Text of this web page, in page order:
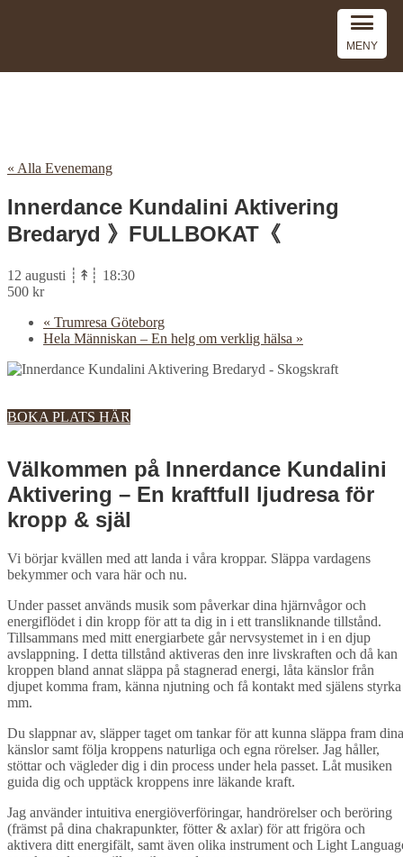
MENY
« Alla Evenemang
Innerdance Kundalini Aktivering
Bredaryd 》FULLBOKAT《
12 augusti ┊↟┊ 18:30
500 kr
« Trumresa Göteborg
Hela Människan – En helg om verklig hälsa »
BOKA PLATS HÄR
Välkommen på Innerdance Kundalini
Aktivering​ – En kraftfull ljudresa för
kropp & själ
Vi börjar kvällen med att landa i våra kroppar. Släppa vardagens
bekymmer och vara här och nu.
Under passet används musik som påverkar dina hjärnvågor och
energiflödet i din kropp för att ta dig in i ett transliknande tillstånd.
Tillsammans med mitt energiarbete går nervsystemet in i en djup
avslappning. I detta tillstånd aktiveras den inre livskraften och då kan
kroppen bland annat släppa på stagnerad energi, låta känslor från
djupet komma fram, känna njutning och få kontakt med själens styrka
mm.
Du slappnar av, släpper taget om tankar för att kunna släppa fram dina
känslor samt följa kroppens naturliga och egna rörelser. Jag håller,
stöttar och vägleder dig i din process under hela passet. Låt musiken
guida dig och upptäck kroppens inre läkande kraft.
Jag använder intuitiva energiöverföringar, handrörelser och beröring
(främst på dina chakrapunkter, fötter & axlar) för att frigöra och
aktivera ditt energifält, samt även olika instrument och Light